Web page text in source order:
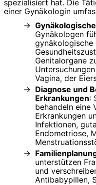
spezialisiert hat. Die
einer Gynäkologin
Gynäkologen
gynäkologische
Genitalorgane
Vagina, der
Diagnose und
Erkrankungen:
behandeln eine
Erkrankungen
Infektionen,
Endometriose,
unterstützen
und
Antibabypillen,